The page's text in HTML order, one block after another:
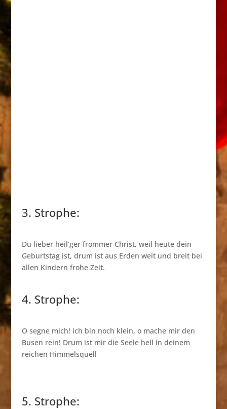
3. Strophe:
Du lieber heil’ger frommer Christ, weil heute dein
Geburtstag ist, drum ist aus Erden weit und breit bei
allen Kindern frohe Zeit.
4. Strophe:
O segne mich! ich bin noch klein, o mache mir den
Busen rein! Drum ist mir die Seele hell in deinem
reichen Himmelsquell
5. Strophe: